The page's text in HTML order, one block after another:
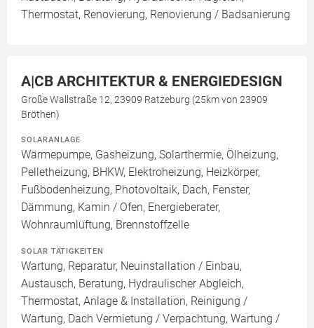
Thermostat, Renovierung, Renovierung / Badsanierung
A|CB ARCHITEKTUR & ENERGIEDESIGN
Große Wallstraße 12, 23909 Ratzeburg (25km von 23909
Bröthen)
SOLARANLAGE
Wärmepumpe, Gasheizung, Solarthermie, Ölheizung,
Pelletheizung, BHKW, Elektroheizung, Heizkörper,
Fußbodenheizung, Photovoltaik, Dach, Fenster,
Dämmung, Kamin / Ofen, Energieberater,
Wohnraumlüftung, Brennstoffzelle
SOLAR TÄTIGKEITEN
Wartung, Reparatur, Neuinstallation / Einbau,
Austausch, Beratung, Hydraulischer Abgleich,
Thermostat, Anlage & Installation, Reinigung /
Wartung, Dach Vermietung / Verpachtung, Wartung /